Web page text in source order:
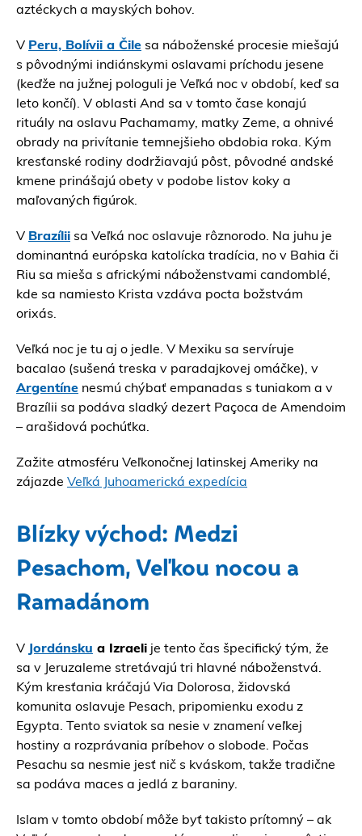
aztéckych a mayských bohov.
V Peru, Bolívii a Čile sa náboženské procesie miešajú
s pôvodnými indiánskymi oslavami príchodu jesene
(keďže na južnej pologuli je Veľká noc v období, keď sa
leto končí). V oblasti And sa v tomto čase konajú
rituály na oslavu Pachamamy, matky Zeme, a ohnivé
obrady na privítanie temnejšieho obdobia roka. Kým
kresťanské rodiny dodržiavajú pôst, pôvodné andské
kmene prinášajú obety v podobe listov koky a
maľovaných figúrok.
V Brazílii sa Veľká noc oslavuje rôznorodo. Na juhu je
dominantná európska katolícka tradícia, no v Bahia či
Riu sa mieša s africkými náboženstvami candomblé,
kde sa namiesto Krista vzdáva pocta božstvám
orixás.
Veľká noc je tu aj o jedle. V Mexiku sa servíruje
bacalao (sušená treska v paradajkovej omáčke), v
Argentíne nesmú chýbať empanadas s tuniakom a v
Brazílii sa podáva sladký dezert Paçoca de Amendoim
– arašidová pochúťka.
Zažite atmosféru Veľkonočnej latinskej Ameriky na
zájazde Veľká Juhoamerická expedícia
Blízky východ: Medzi
Pesachom, Veľkou nocou a
Ramadánom
V Jordánsku a Izraeli je tento čas špecifický tým, že
sa v Jeruzaleme stretávajú tri hlavné náboženstvá.
Kým kresťania kráčajú Via Dolorosa, židovská
komunita oslavuje Pesach, pripomienku exodu z
Egypta. Tento sviatok sa nesie v znamení veľkej
hostiny a rozprávania príbehov o slobode. Počas
Pesachu sa nesmie jesť nič s kváskom, takže tradične
sa podáva maces a jedlá z baraniny.
Islam v tomto období môže byť takisto prítomný – ak